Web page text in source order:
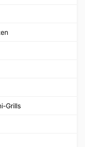
Grills